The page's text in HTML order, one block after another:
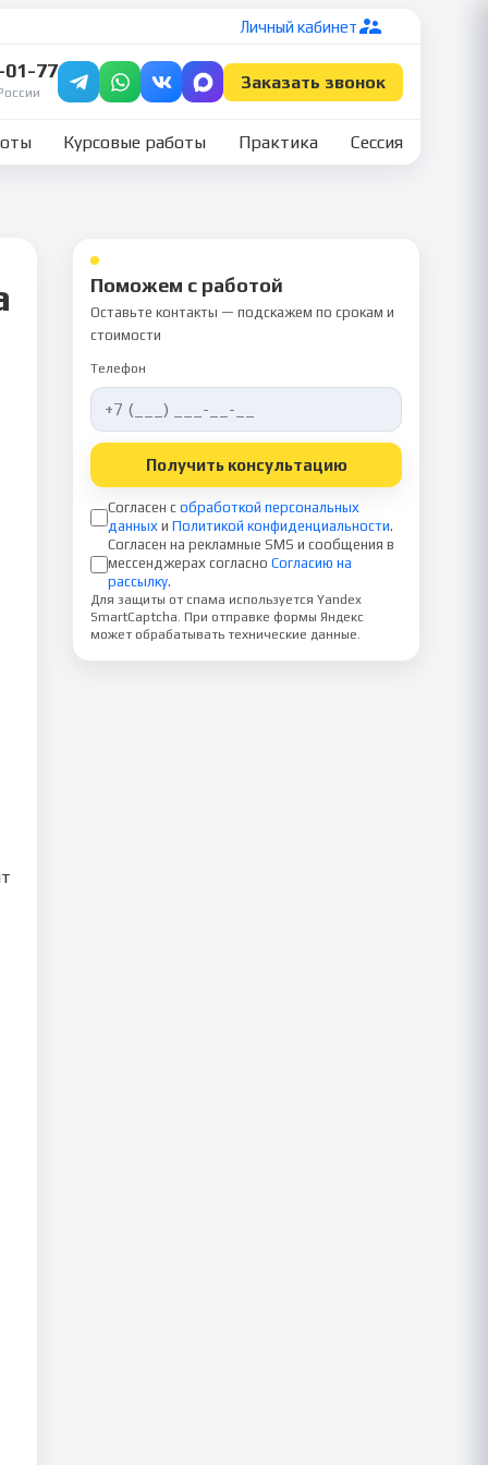
Личный кабинет
01-77 Заказать звонок
Курсовые работы Практика Сессия
Поможем с работой
Оставьте контакты — подскажем по срокам и
стоимости
Телефон
Получить консультацию
Согласен с обработкой персональных
данных и Политикой конфиденциальности.
Согласен на рекламные SMS и сообщения в
мессенджерах согласно Согласию на
рассылку.
Для защиты от спама используется Yandex
SmartCaptcha. При отправке формы Яндекс
может обрабатывать технические данные.